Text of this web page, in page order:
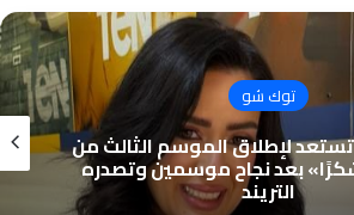
توك شو
تستعد لإطلاق الموسم الثالث من
بعد نجاح موسمين وتصدره
التريند